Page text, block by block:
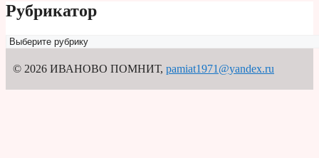
Рубрикатор
Рубрикатор
© 2026 ИВАНОВО ПОМНИТ, pamiat1971@yandex.ru